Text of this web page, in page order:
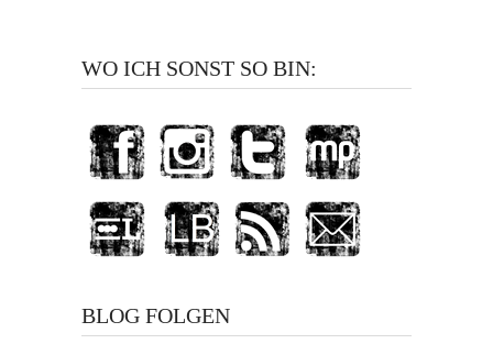
WO ICH SONST SO BIN:
BLOG FOLGEN